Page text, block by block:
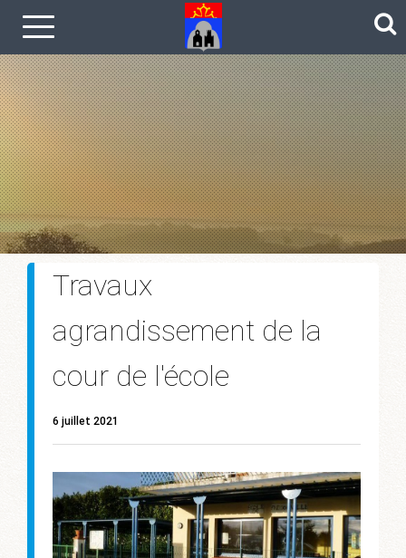
Travaux
agrandissement de la
cour de l'école
6 juillet 2021